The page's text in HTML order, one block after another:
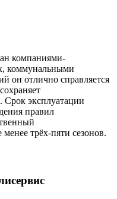
компаниями-
коммунальными
он отлично справляется
Срок эксплуатации
правил
трёх-пяти сезонов.